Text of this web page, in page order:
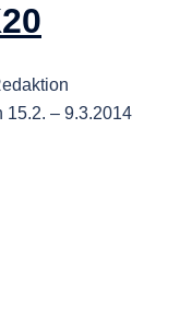
15.2. – 9.3.2014